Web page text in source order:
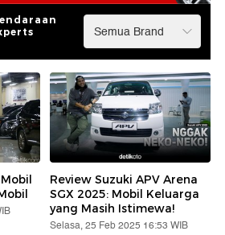
Review Suzuki APV Arena
SGX 2025: Mobil Keluarga
yang Masih Istimewa!
Selasa, 25 Feb 2025 16:53 WIB